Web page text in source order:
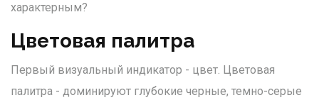
характерным?
Цветовая палитра
Первый визуальный индикатор - цвет. Цветовая
палитра - доминируют глубокие черные, темно-серые